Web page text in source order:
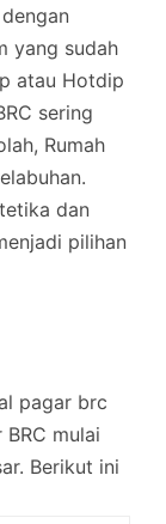
yang sudah
atau Hotdip
sering
Rumah
dan
pilihan
pagar brc
mulai
Berikut ini